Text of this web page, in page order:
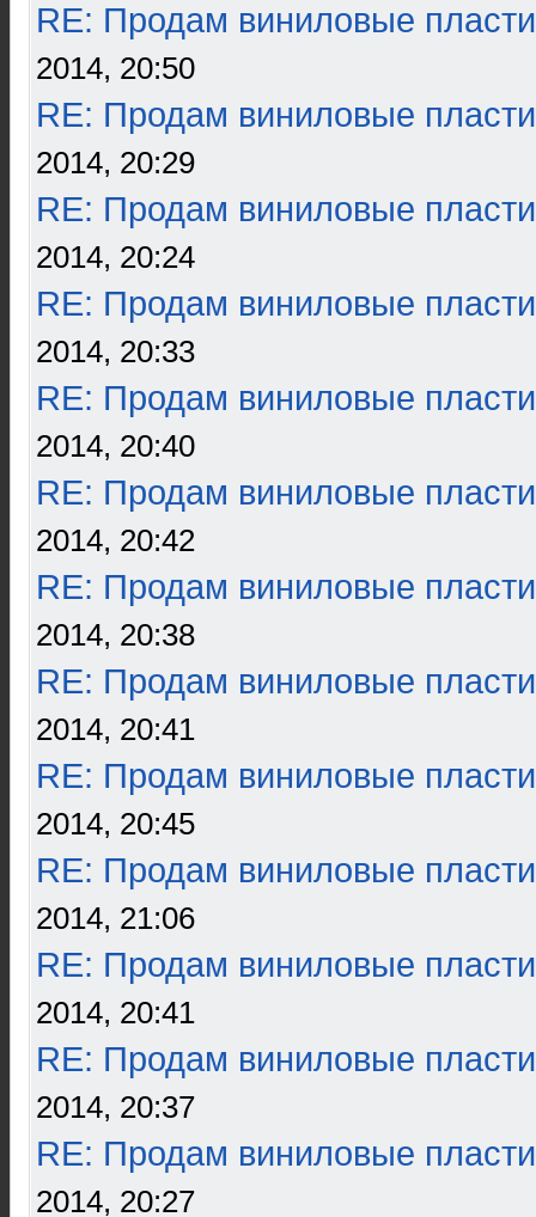
RE: Продам виниловые
2014, 20:50
RE: Продам виниловые
2014, 20:29
RE: Продам виниловые
2014, 20:24
RE: Продам виниловые
2014, 20:33
RE: Продам виниловые
2014, 20:40
RE: Продам виниловые
2014, 20:42
RE: Продам виниловые
2014, 20:38
RE: Продам виниловые
2014, 20:41
RE: Продам виниловые
2014, 20:45
RE: Продам виниловые
2014, 21:06
RE: Продам виниловые
2014, 20:41
RE: Продам виниловые
2014, 20:37
RE: Продам виниловые
2014, 20:27